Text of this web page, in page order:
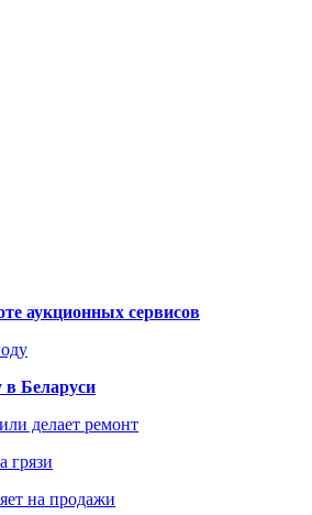
аукционных сервисов
Беларуси
делает ремонт
грязи
на продажи